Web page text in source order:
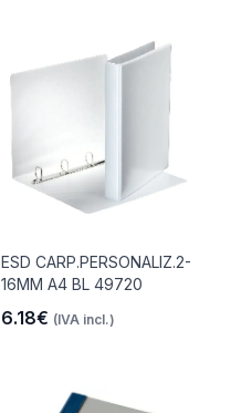
ESD CARP.PERSONALIZ.2-
16MM A4 BL 49720
6.18€ (IVA incl.)